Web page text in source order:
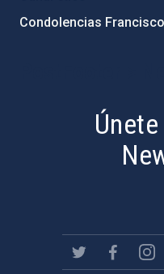
Condolencias